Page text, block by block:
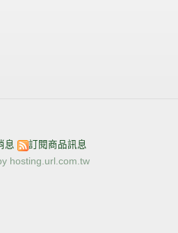
息
訂閱商品訊息
hosting.url.com.tw